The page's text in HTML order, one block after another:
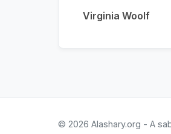
Virginia Woolf
© 2026 Alashary.org - A